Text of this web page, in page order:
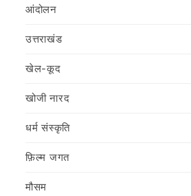
आंदोलन
उत्तराखंड
खेल-कूद
खोजी नारद
धर्म संस्कृति
फ़िल्‍म जगत
मौसम